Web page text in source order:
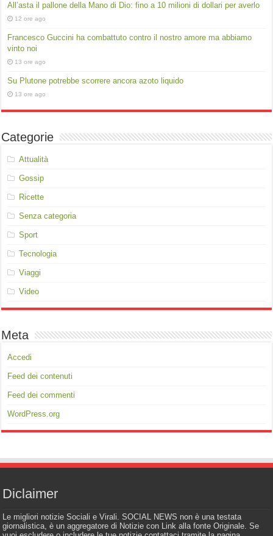
All’asta il pallone della Mano di Dio: fino a 10 milioni di dollari per averlo
12 ore ago
Francesco Guccini ha combattuto contro il nostro amore ma abbiamo
vinto noi
13 ore ago
Su Plutone potrebbe scorrere ancora azoto liquido
13 ore ago
Categorie
Attualità
Gossip
Ricette
Senza categoria
Sport
Tecnologia
Viaggi
Video
Meta
Accedi
Feed dei contenuti
Feed dei commenti
WordPress.org
Diclaimer
Le migliori notizie Sociali e Virali. SOCIAL NEWS non è una testata
giornalistica, è un aggregatore di Notizie con Link alla fonte Originale. Se